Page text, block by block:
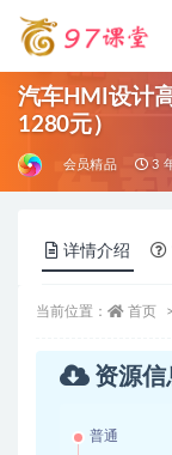
汽车HMI设计
1280元）
会员精品 3
详情介绍
当前位置： 首页
资源信
普通